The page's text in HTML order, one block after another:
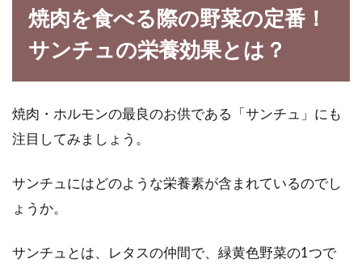
焼肉を食べる際の野菜の定番！
サンチュの栄養効果とは？
焼肉・ホルモンの最良のお供である「サンチュ」にも
注目してみましょう。
サンチュにはどのような栄養素が含まれているのでし
ょうか。
サンチュとは、レタスの仲間で、緑黄色野菜の1つで